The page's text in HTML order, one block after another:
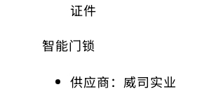
证件
智能门锁
供应商：威司实业